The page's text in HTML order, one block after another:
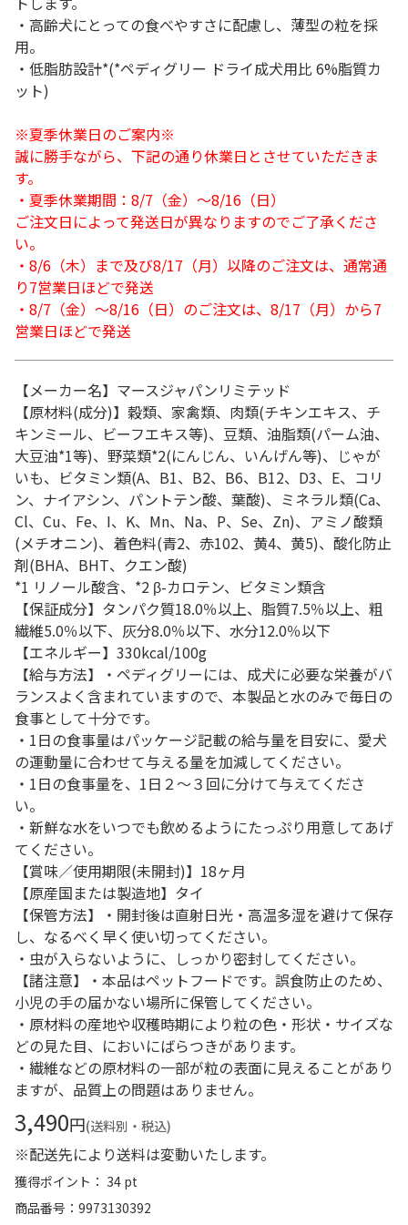
・高齢犬にとっての食べやすさに配慮し、薄型の粒を採
用。
・低脂肪設計*(*ペディグリー ドライ成犬用比 6%脂質カ
ット)
※夏季休業日のご案内※
誠に勝手ながら、下記の通り休業日とさせていただきま
す。
・夏季休業期間：8/7（金）～8/16（日）
ご注文日によって発送日が異なりますのでご了承くださ
い。
・8/6（木）まで及び8/17（月）以降のご注文は、通常通
り7営業日ほどで発送
・8/7（金）～8/16（日）のご注文は、8/17（月）から7
営業日ほどで発送
【メーカー名】マースジャパンリミテッド
【原材料(成分)】穀類、家禽類、肉類(チキンエキス、チ
キンミール、ビーフエキス等)、豆類、油脂類(パーム油、
大豆油*1等)、野菜類*2(にんじん、いんげん等)、じゃが
いも、ビタミン類(A、B1、B2、B6、B12、D3、E、コリ
ン、ナイアシン、パントテン酸、葉酸)、ミネラル類(Ca、
Cl、Cu、Fe、I、K、Mn、Na、P、Se、Zn)、アミノ酸類
(メチオニン)、着色料(青2、赤102、黄4、黄5)、酸化防止
剤(BHA、BHT、クエン酸)
*1 リノール酸含、*2 β-カロテン、ビタミン類含
【保証成分】タンパク質18.0％以上、脂質7.5％以上、粗
繊維5.0％以下、灰分8.0％以下、水分12.0％以下
【エネルギー】330kcal/100g
【給与方法】・ペディグリーには、成犬に必要な栄養がバ
ランスよく含まれていますので、本製品と水のみで毎日の
食事として十分です。
・1日の食事量はパッケージ記載の給与量を目安に、愛犬
の運動量に合わせて与える量を加減してください。
・1日の食事量を、1日２～３回に分けて与えてくださ
い。
・新鮮な水をいつでも飲めるようにたっぷり用意してあげ
てください。
【賞味／使用期限(未開封)】18ヶ月
【原産国または製造地】タイ
【保管方法】・開封後は直射日光・高温多湿を避けて保存
し、なるべく早く使い切ってください。
・虫が入らないように、しっかり密封してください。
【諸注意】・本品はペットフードです。誤食防止のため、
小児の手の届かない場所に保管してください。
・原材料の産地や収穫時期により粒の色・形状・サイズな
どの見た目、においにばらつきがあります。
・繊維などの原材料の一部が粒の表面に見えることがあり
ますが、品質上の問題はありません。
3,490円(送料別・税込)
※配送先により送料は変動いたします。
獲得ポイント： 34 pt
商品番号
9973130392